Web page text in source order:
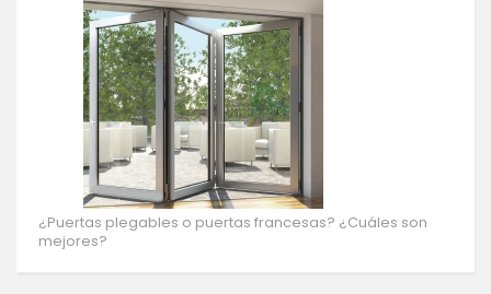
¿Puertas plegables o puertas francesas? ¿Cuáles son
mejores?